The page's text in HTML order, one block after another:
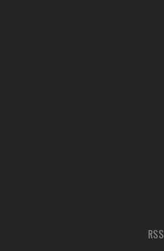
RSS